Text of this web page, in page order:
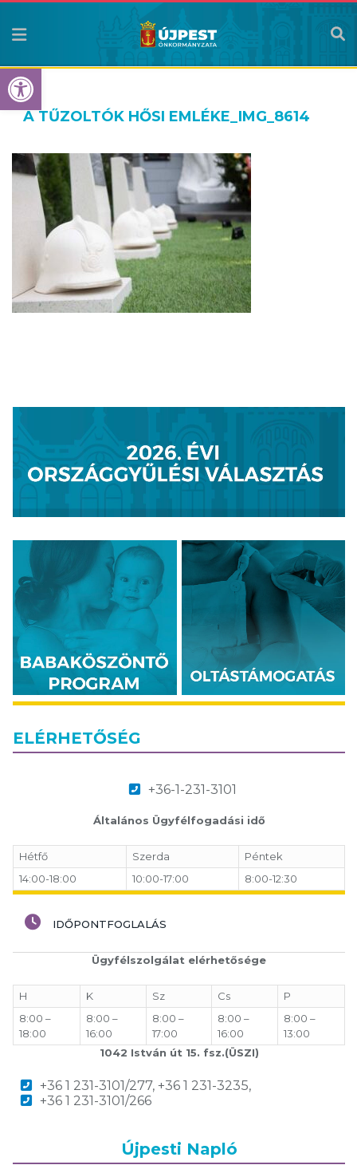
Eszköztár megnyitása
A TŰZOLTÓK HŐSI EMLÉKE_IMG_8614
ELÉRHETŐSÉG
+36-1-231-3101
Általános Ügyfélfogadási idő
Hétfő Szerda
Péntek
14:00-18:00
10:00-17:00 8:00-12:30
IDŐPONTFOGLALÁS
Ügyfélszolgálat elérhetősége
H K Sz Cs
P
8:00 –
18:00
8:00 –
16:00
8:00 –
17:00
8:00 –
16:00
8:00 –
13:00
1042 István út 15. fsz.(ÜSZI)
+36 1 231-3101/277, +36 1 231-3235,
+36 1 231-3101/266
Újpesti Napló